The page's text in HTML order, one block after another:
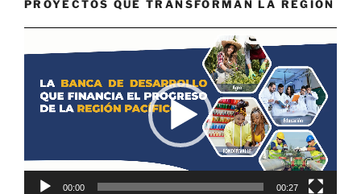
PROYECTOS QUE TRANSFORMAN LA REGIÓN
de
00:00 00:27